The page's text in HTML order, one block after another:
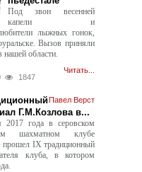
Под звон весенней
капели и
лыжных гонок,
Вызов приняли
нашей области.
1847
Читать...
Павел Верст
Г.М.Козлова в...
2017 года в серовском
шахматном клубе
прошел IX традиционный
клуба, в котором